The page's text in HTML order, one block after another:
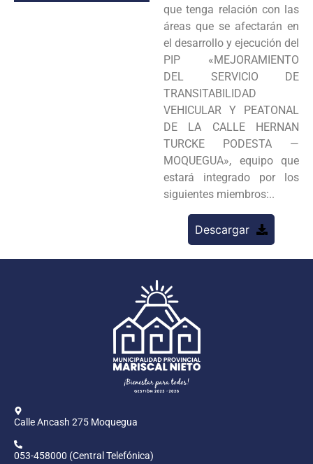
que tenga relación con las
áreas que se afectarán en
el desarrollo y ejecución del
PIP «MEJORAMIENTO
DEL SERVICIO DE
TRANSITABILIDAD
VEHICULAR Y PEATONAL
DE LA CALLE HERNAN
TURCKE PODESTA —
MOQUEGUA», equipo que
estará integrado por los
siguientes miembros:..
Descargar
Calle Ancash 275 Moquegua
053-458000 (Central Telefónica)